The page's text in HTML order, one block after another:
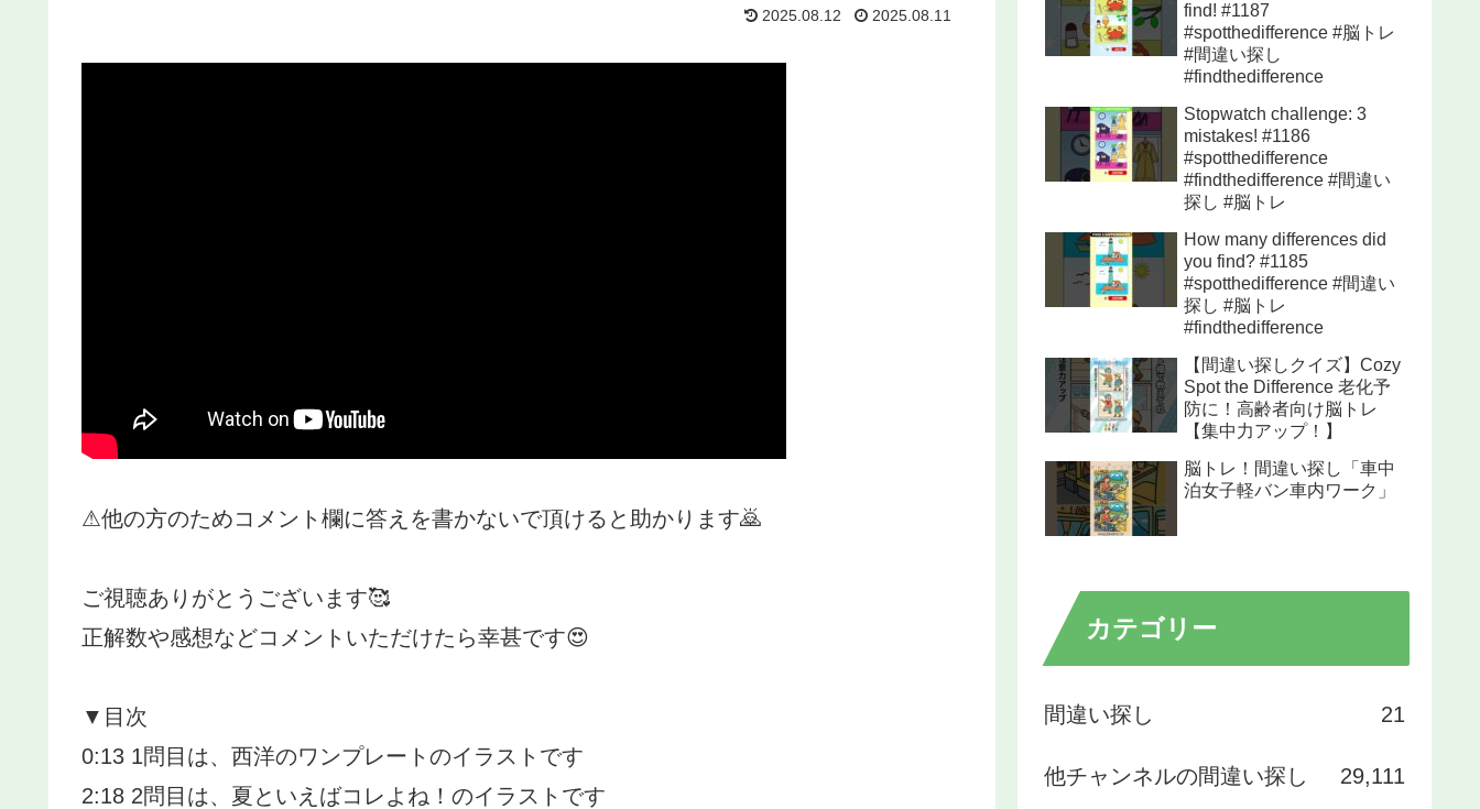
2025.08.12 2025.08.11
⚠他の方のためコメント欄に答えを書かないで頂けると助かります🙇
ご視聴ありがとうございます🥰
正解数や感想などコメントいただけたら幸甚です😍
▼目次
0:13 1問目は、西洋のワンプレートのイラストです
2:18 2問目は、夏といえばコレよね！のイラストです
find! #1187
#spotthedifference #脳トレ
#間違い探し
#findthedifference
Stopwatch challenge: 3
mistakes! #1186
#spotthedifference
#findthedifference #間違い
探し #脳トレ
How many differences did
you find? #1185
#spotthedifference #間違い
探し #脳トレ
#findthedifference
【間違い探しクイズ】Cozy
Spot the Difference 老化予
防に！高齢者向け脳トレ
【集中力アップ！】
脳トレ！間違い探し「車中
泊女子軽バン車内ワーク」
カテゴリー
間違い探し 21
他チャンネルの間違い探し 29,111